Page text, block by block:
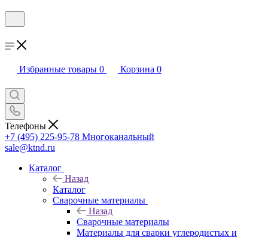
Избранные товары 0 Корзина 0
Телефоны
+7 (495) 225-95-78 Многоканальный
sale@ktnd.ru
Каталог
Назад
Каталог
Сварочные материалы
Назад
Сварочные материалы
Материалы для сварки углеродистых и